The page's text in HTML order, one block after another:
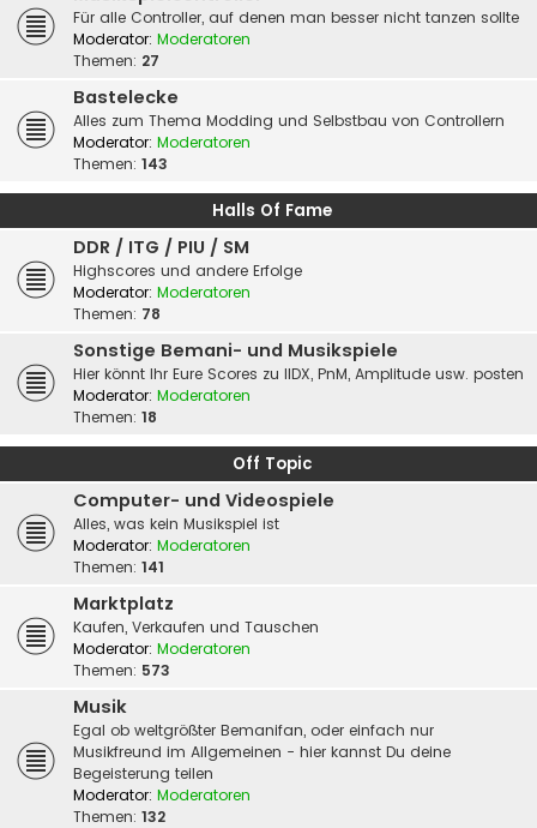
Für alle Controller, auf denen man besser nicht tanzen sollte
Moderator: Moderatoren
Themen: 27
Bastelecke
Alles zum Thema Modding und Selbstbau von Controllern
Moderator: Moderatoren
Themen: 143
Halls Of Fame
DDR / ITG / PIU / SM
Highscores und andere Erfolge
Moderator: Moderatoren
Themen: 78
Sonstige Bemani- und Musikspiele
Hier könnt Ihr Eure Scores zu IIDX, PnM, Amplitude usw. posten
Moderator: Moderatoren
Themen: 18
Off Topic
Computer- und Videospiele
Alles, was kein Musikspiel ist
Moderator: Moderatoren
Themen: 141
Marktplatz
Kaufen, Verkaufen und Tauschen
Moderator: Moderatoren
Themen: 573
Musik
Egal ob weltgrößter Bemanifan, oder einfach nur
Musikfreund im Allgemeinen - hier kannst Du deine
Begeisterung teilen
Moderator: Moderatoren
Themen: 132